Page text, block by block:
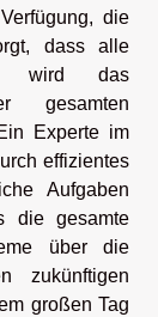
die
dass alle
wird das
gesamten
Experte im
effizientes
Aufgaben
die gesamte
über die
zukünftigen
großen Tag